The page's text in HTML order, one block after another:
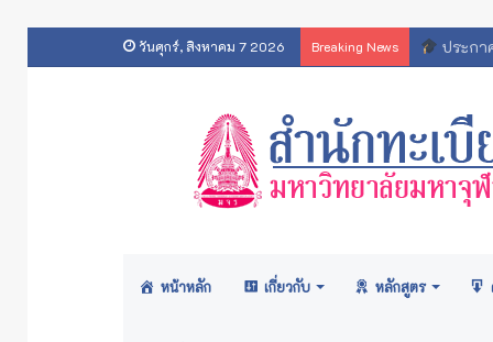
วันศุกร์, สิงหาคม 7 2026 Breaking News สารสนเท
หน้าหลัก เกี่ยวกับ หลักสูตร